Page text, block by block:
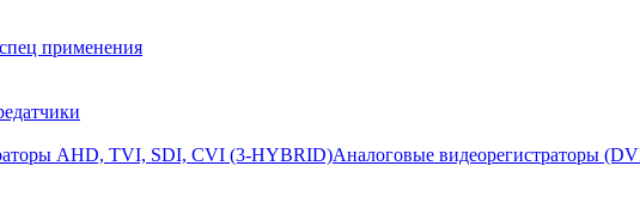
применения
AHD, TVI, SDI, CVI (3-HYBRID)Аналоговые видеорегистраторы